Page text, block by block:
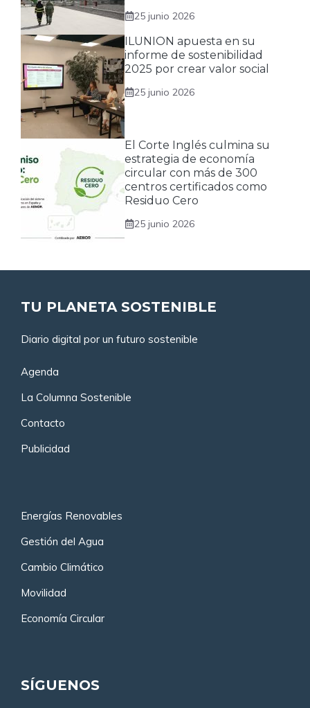
25 junio 2026
ILUNION apuesta en su
informe de sostenibilidad
2025 por crear valor social
25 junio 2026
El Corte Inglés culmina su
estrategia de economía
circular con más de 300
centros certificados como
Residuo Cero
25 junio 2026
TU PLANETA SOSTENIBLE
Diario digital por un futuro sostenible
Agenda
La Columna Sostenible
Contacto
Publicidad
Energías Renovables
Gestión del Agua
Cambio Climático
Movilidad
Economía Circular
SÍGUENOS